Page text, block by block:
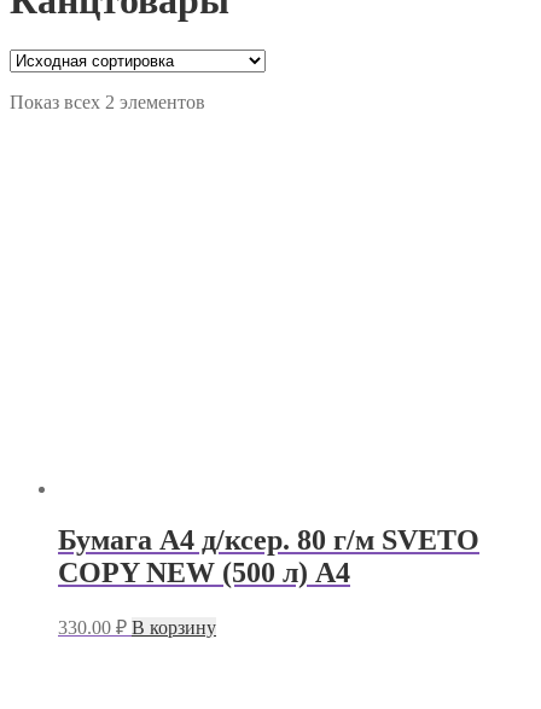
Показ всех 2 элементов
Бумага А4 д/ксер. 80 г/м SVETO
COPY NEW (500 л) А4
330.00 ₽ В корзину